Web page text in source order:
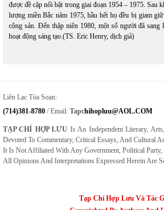
được đề cập nổi bật trong giai đoạn 1954 – 1975. Sau
lượng miền Bắc năm 1975, hầu hết họ đều bị giam
cộng sản. Đến thập niên 1980, một số người đã
hoạt động sáng tạo.(TS. Eric Henry, dịch giả)
Liên Lạc Tòa Soạn:
(714)381-8780 / Email: TapcHihopluu@AOL.COM
TẠP CHÍ HỢP LƯU Is An Independent Literary,
Devoted To Commentary, Critical Essays, And Cultural
It Is Not Affiliated With Any Government, Political Party,
All Opinions And Interpretations Expressed Herein Are
Tạp Chí Hợp Lưu Và Tác